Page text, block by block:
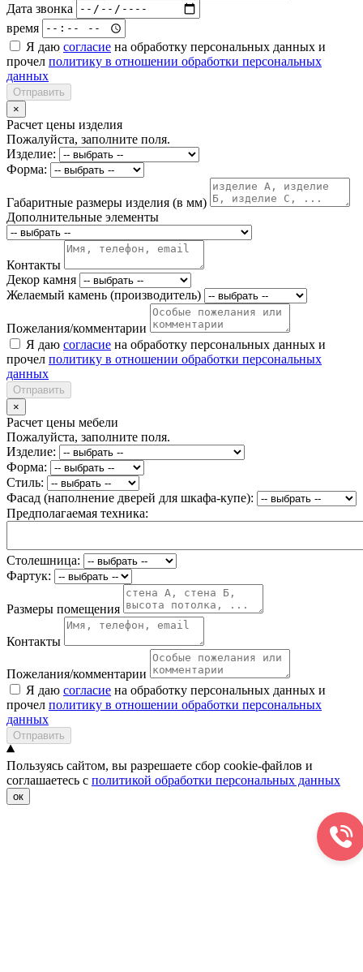
Дата звонка
время
Я даю согласие на обработку персональных данных и
прочел политику в отношении обработки персональных
данных
Отправить
×
Расчет цены изделия
Пожалуйста, заполните поля.
Изделие:
Форма:
Габаритные размеры изделия (в мм)
Дополнительные элементы
Контакты
Декор камня
Желаемый камень (производитель)
Пожелания/комментарии
Я даю согласие на обработку персональных данных и
прочел политику в отношении обработки персональных
данных
Отправить
×
Расчет цены мебели
Пожалуйста, заполните поля.
Изделие:
Форма:
Стиль:
Фасад (наполнение дверей для шкафа-купе):
Предполагаемая техника:
Столешница:
Фартук:
Размеры помещения
Контакты
Пожелания/комментарии
Я даю согласие на обработку персональных данных и
прочел политику в отношении обработки персональных
данных
Отправить
Пользуясь сайтом, вы разрешаете сбор cookie-файлов и
соглашаетесь с политикой обработки персональных данных
ок